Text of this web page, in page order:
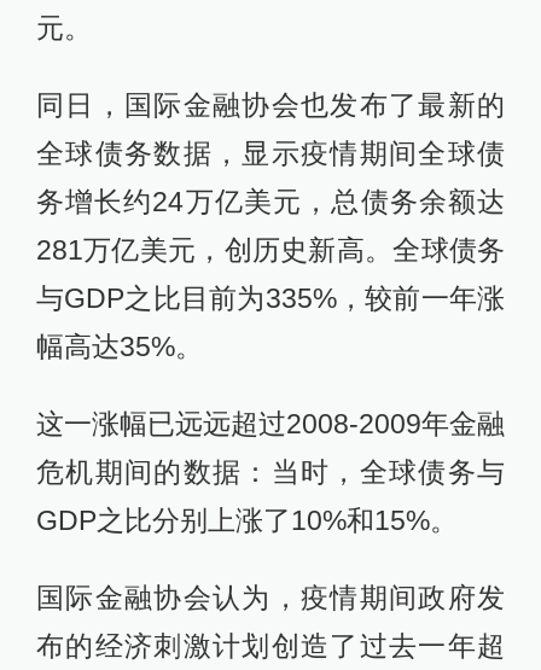
元。
同日，国际金融协会也发布了最新的
全球债务数据，显示疫情期间全球债
务增长约24万亿美元，总债务余额达
281万亿美元，创历史新高。全球债务
与GDP之比目前为335%，较前一年涨
幅高达35%。
这一涨幅已远远超过2008-2009年金融
危机期间的数据：当时，全球债务与
GDP之比分别上涨了10%和15%。
国际金融协会认为，疫情期间政府发
布的经济刺激计划创造了过去一年超